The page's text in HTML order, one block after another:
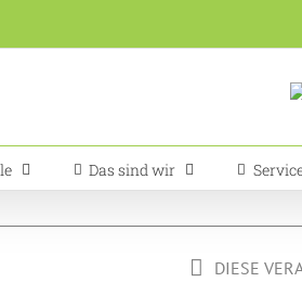
Das sind wir
DIESE